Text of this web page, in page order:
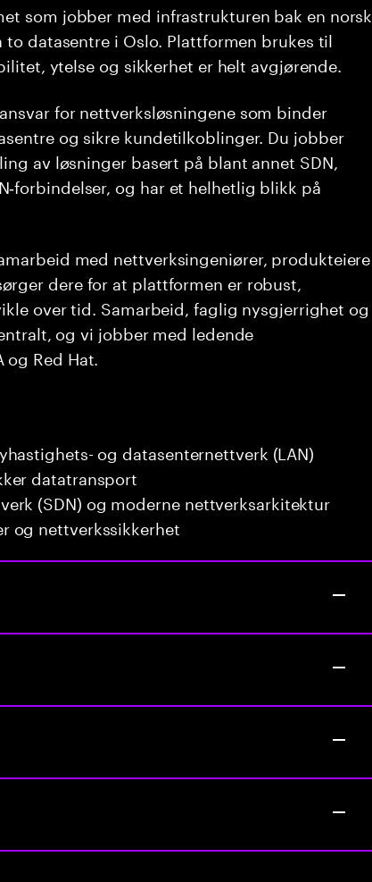
som jobber med infrastrukturen bak en norsk
datasentre i Oslo. Plattformen brukes til
ytelse og sikkerhet er helt avgjørende.
for nettverksløsningene som binder
og sikre kundetilkoblinger. Du jobber
av løsninger basert på blant annet SDN,
og har et helhetlig blikk på
med nettverksingeniører, produkteiere
dere for at plattformen er robust,
over tid. Samarbeid, faglig nysgjerrighet og
og vi jobber med ledende
Red Hat.
og datasenternettverk (LAN)
datatransport
(SDN) og moderne nettverksarkitektur
og nettverkssikkerhet